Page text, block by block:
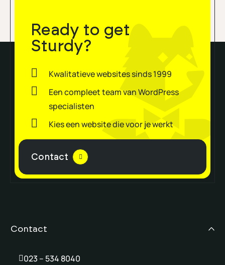
Ready to get
Sturdy?
Kwalitatieve websites sinds 1999
Een compleet team van WordPress
specialisten
Kies een website die voor je werkt
Contact
Contact
023 – 534 8040